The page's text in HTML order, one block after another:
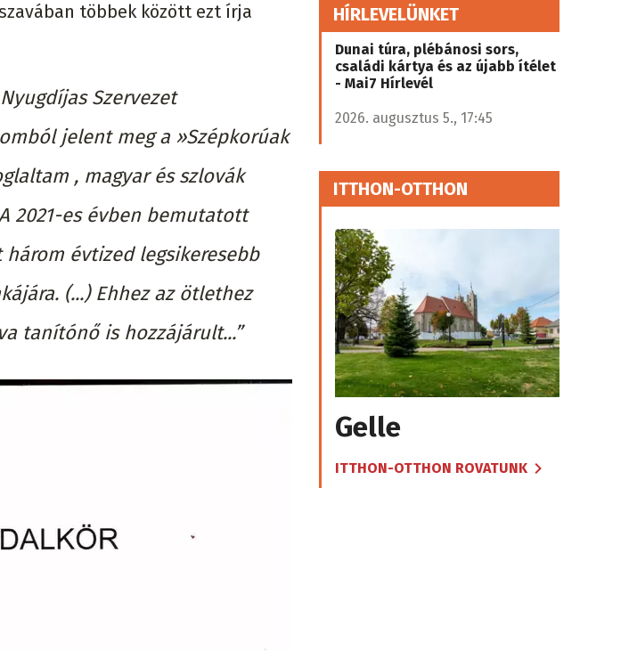
többek között ezt írja
Szervezet
jelent meg a »Szépkorúak
, magyar és szlovák
2021-es évben bemutatott
évtized legsikeresebb
(...) Ehhez az ötlethez
tanítónő is hozzájárult...”
HÍRLEVELÜNKET
Dunai túra, plébánosi sors,
családi kártya és az újabb ítélet
- Mai7 Hírlevél
2026. augusztus 5., 17:45
ITTHON-OTTHON
Gelle
ITTHON-OTTHON ROVATUNK